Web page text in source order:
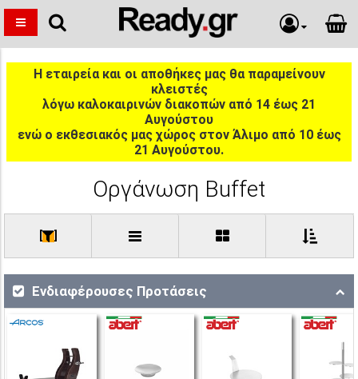
Η εταιρεία και οι αποθήκες μας θα παραμείνουν
κλειστές
λόγω καλοκαιρινών διακοπών από 14 έως 21
Αυγούστου
ενώ ο εκθεσιακός μας χώρος στον Άλιμο από 10 έως
21 Αυγούστου.
Οργάνωση Buffet
[ ]
Ενδιαφέρουσες Προτάσεις